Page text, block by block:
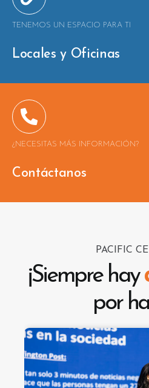
TENEMOS UN ESPACIO PARA TI
Locales y Oficinas
¿NECESITAS MÁS INFORMACIÓN?
Contáctanos
PACIFIC
¡Siempre hay
por